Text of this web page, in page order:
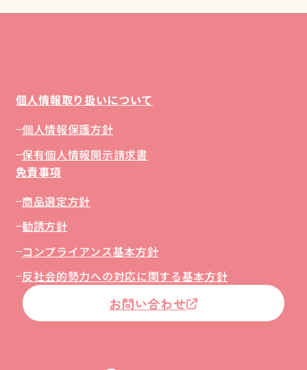
個人情報取り扱いについて
個人情報保護方針
保有個人情報開示請求書
免責事項
商品選定方針
勧誘方針
コンプライアンス基本方針
反社会的勢力への対応に関する基本方針
お問い合わせ